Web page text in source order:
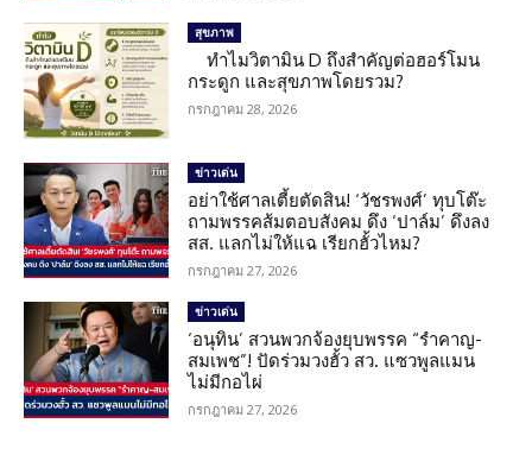
สุขภาพ
ทำไมวิตามิน D ถึงสำคัญต่อฮอร์โมน
กระดูก และสุขภาพโดยรวม?
กรกฎาคม 28, 2026
ข่าวเด่น
อย่าใช้ศาลเตี้ยตัดสิน! ‘วัชรพงศ์’ ทุบโต๊ะ
ถามพรรคส้มตอบสังคม ดึง ‘ปาล์ม’ ดึงลง
สส. แลกไม่ให้แฉ เรียกฮั้วไหม?
กรกฎาคม 27, 2026
ข่าวเด่น
‘อนุทิน’ สวนพวกจ้องยุบพรรค “รำคาญ-
สมเพช”! ปัดร่วมวงฮั้ว สว. แซวพูลแมน
ไม่มีกอไผ่
กรกฎาคม 27, 2026